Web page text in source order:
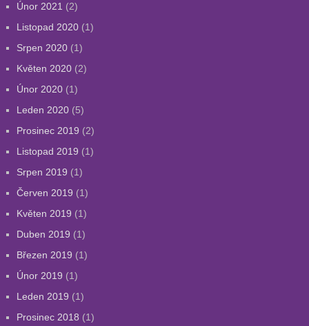
Únor 2021 (2)
Listopad 2020(1)
Srpen 2020(1)
Květen 2020(2)
Únor 2020(1)
Leden 2020(5)
Prosinec 2019 (2)
Listopad 2019 (1)
Srpen 2019 (1)
Červen 2019 (1)
Květen 2019 (1)
Duben 2019 (1)
Březen 2019 (1)
Únor 2019 (1)
Leden 2019 (1)
Prosinec 2018 (1)